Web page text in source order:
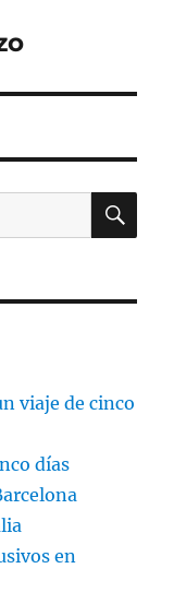
viaje de cinco
días
en